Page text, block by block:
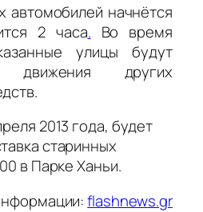
автомобилей начнётся
2 часа. Во время
улицы будут
других
2013 года, будет
старинных
в Парке Ханьи.
flashnews.gr